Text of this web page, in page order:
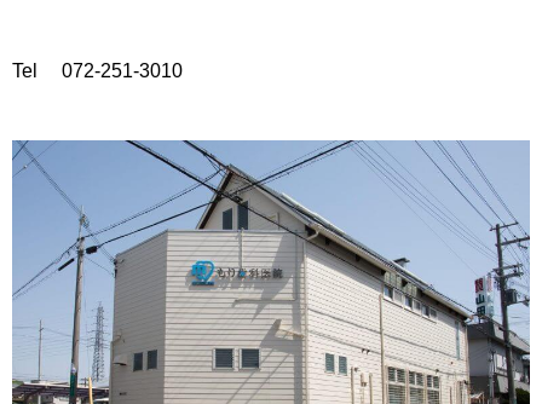
Tel 072-251-3010